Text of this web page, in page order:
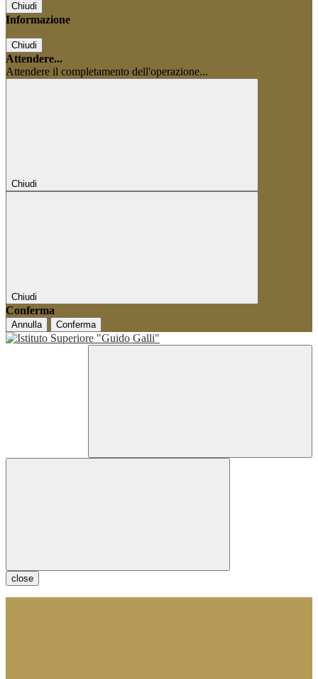
Chiudi
Informazione
Chiudi
Attendere...
Attendere il completamento dell'operazione...
Chiudi
Chiudi
Conferma
Annulla Conferma
close